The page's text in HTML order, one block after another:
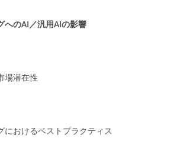
へのAI／汎用AIの影響
場潜在性
におけるベストプラクティス